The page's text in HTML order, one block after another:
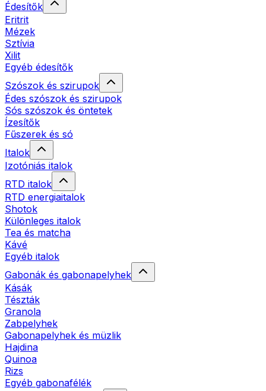
Édesítők
Eritrit
Mézek
Sztívia
Xilit
Egyéb édesítők
Szószok és szirupok
Édes szószok és szirupok
Sós szószok és öntetek
Ízesítők
Fűszerek és só
Italok
Izotóniás italok
RTD italok
RTD energiaitalok
Shotok
Különleges italok
Tea és matcha
Kávé
Egyéb italok
Gabonák és gabonapelyhek
Kásák
Tészták
Granola
Zabpelyhek
Gabonapelyhek és müzlik
Hajdina
Quinoa
Rizs
Egyéb gabonafélék